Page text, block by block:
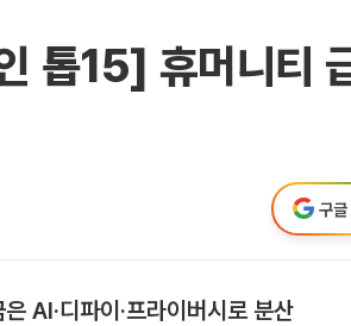
톱15] 휴머니티
구글
AI·디파이·프라이버시로 분산